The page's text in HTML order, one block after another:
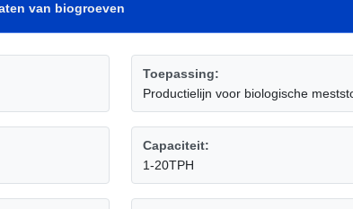
van biogroeven
Toepassing:
Productielijn voor biologische
Capaciteit:
1-20TPH